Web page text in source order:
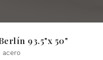
93.5"x 50"
acero